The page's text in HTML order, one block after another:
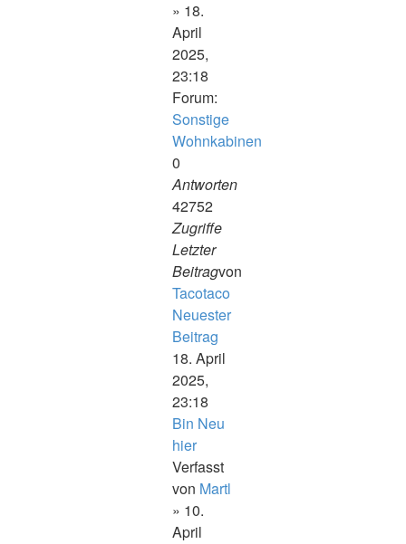
» 18.
April
2025,
23:18
Forum:
Sonstige
Wohnkabinen
0
Antworten
42752
Zugriffe
Letzter
Beitragvon
Tacotaco
Neuester
Beitrag
18. April
2025,
23:18
Bin Neu
hier
Verfasst
von Martl
» 10.
April